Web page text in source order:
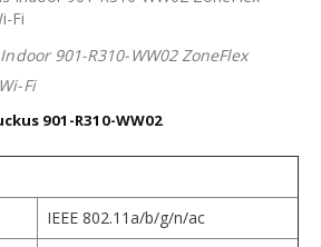
901-R310-WW02 ZoneFlex
Fi
901-R310-WW02
IEEE 802.11a/b/g/n/ac